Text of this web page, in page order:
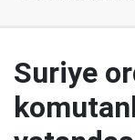
Suriye